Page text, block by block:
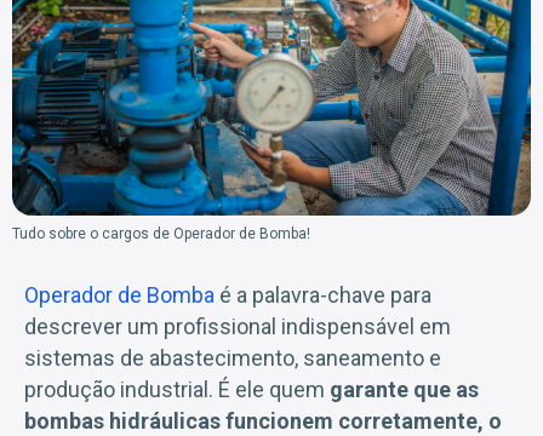
Tudo sobre o cargos de Operador de Bomba!
Operador de Bomba é a palavra-chave para
descrever um profissional indispensável em
sistemas de abastecimento, saneamento e
produção industrial. É ele quem garante que as
bombas hidráulicas funcionem corretamente, o